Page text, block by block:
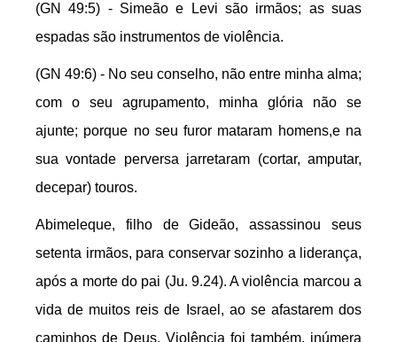
(GN 49:5) - Simeão e Levi são irmãos; as suas
espadas são instrumentos de violência.
(GN 49:6) - No seu conselho, não entre minha alma;
com o seu agrupamento, minha glória não se
ajunte; porque no seu furor mataram homens,e na
sua vontade perversa jarretaram (cortar, amputar,
decepar) touros.
Abimeleque, filho de Gideão, assassinou seus
setenta irmãos, para conservar sozinho a liderança,
após a morte do pai (Ju. 9.24). A violência marcou a
vida de muitos reis de Israel, ao se afastarem dos
caminhos de Deus. Violência foi também, inúmera